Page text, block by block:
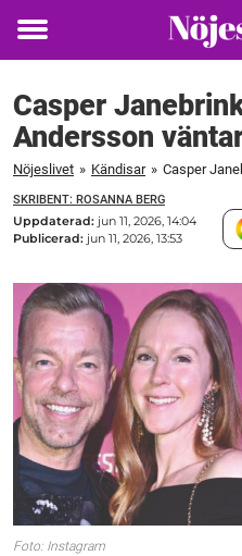
Toggle
Casper
Andersson
Nöjeslivet » Kändisar »
SKRIBENT: ROSANNA BERG
Uppdaterad: jun 11, 2026, 14:04
Publicerad: jun 11, 2026, 13:53
Foto: Instagram